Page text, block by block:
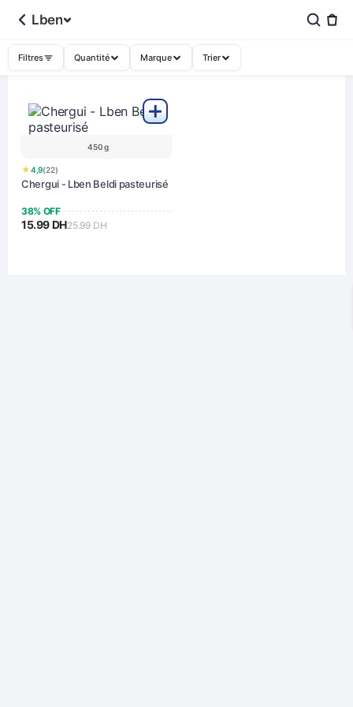
Lben
Filtres Quantité Marque Trier
450 g
★4,9(22)
Chergui - Lben Beldi pasteurisé
38% OFF
15.99 DH25.99 DH